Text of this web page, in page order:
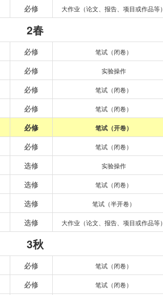
必修 大作业（论文、报告、项目或作品等）
2春
必修 笔试（闭卷）
必修 实验操作
必修 笔试（闭卷）
必修 笔试（闭卷）
必修 笔试（开卷）
必修 笔试（闭卷）
选修 实验操作
选修 笔试（闭卷）
选修 笔试（半开卷）
选修 大作业（论文、报告、项目或作品等）
3秋
必修 笔试（闭卷）
必修 笔试（闭卷）